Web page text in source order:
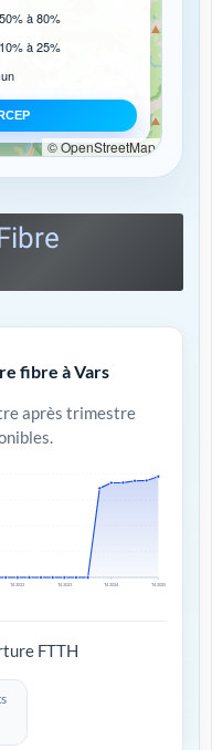
à 80%
à 25%
© OpenStreetMap
fibre à Vars
après trimestre
T4 2022 T4 2023 T4 2024 T4 2025
FTTH